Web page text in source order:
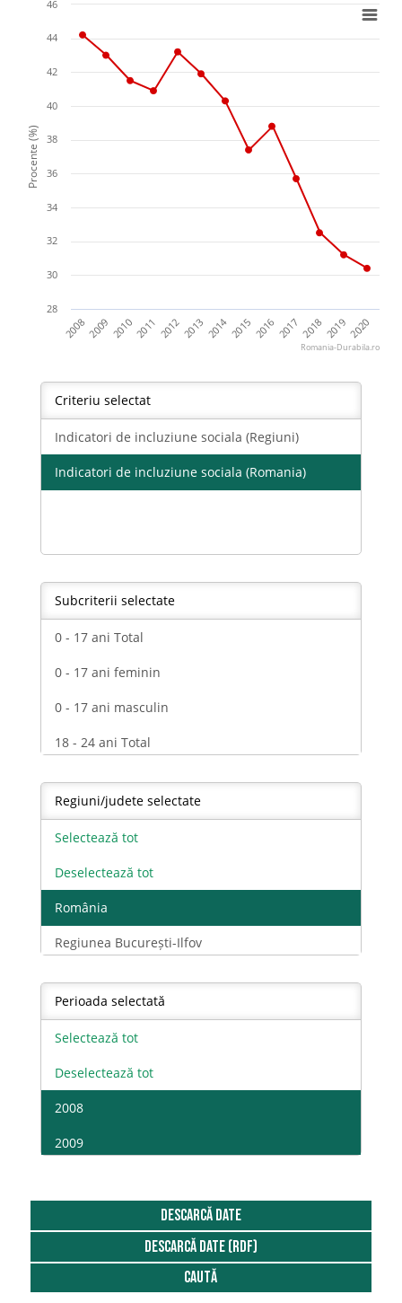
Procente (%)
20082009 20102011 20122013 20142015 2016 2017 2018 20192020
30
40
28
32
34
36
38
42
44
46
Romania-Durabila.ro
Criteriu selectat
Indicatori de incluziune sociala (Regiuni)
Indicatori de incluziune sociala (Romania)
Subcriterii selectate
0 - 17 ani Total
0 - 17 ani feminin
0 - 17 ani masculin
18 - 24 ani Total
18 - 24 ani masculin
25 - 49 ani Total
25 - 49 ani feminin
25 - 49 ani masculin
50 - 64 ani Total
50 - 64 ani feminin
50 - 64 ani masculin
65 de ani si peste feminin
Total feminin
Total masculin
Regiuni/judete selectate
Selectează tot
Deselectează tot
România
Regiunea București-Ilfov
Regiunea Nord-Vest
Regiunea Sud Muntenia
Regiunea Sud-Est
Regiunea Sud-Vest Oltenia
Macroregiunea 2
Macroregiunea 3
Perioada selectată
Selectează tot
Deselectează tot
2008
2009
DESCARCĂ DATE
DESCARCĂ DATE (RDF)
Caută